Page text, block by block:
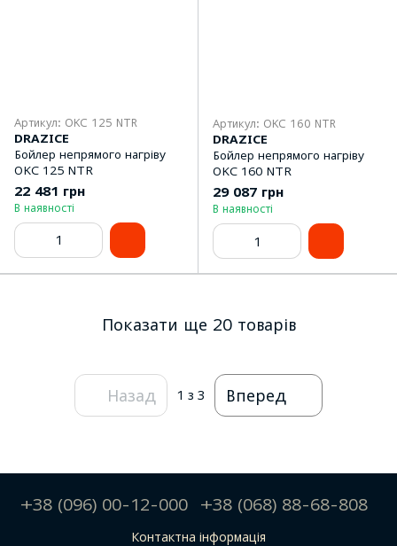
Артикул: OKC 125 NTR
DRAZICE
Бойлер непрямого нагріву
OKC 125 NTR
22 481 грн
В наявності
Артикул: OKC 160 NTR
DRAZICE
Бойлер непрямого нагріву
OKC 160 NTR
29 087 грн
В наявності
Показати ще 20 товарів
Назад 1 з 3 Вперед
+38 (096) 00-12-000 +38 (068) 88-68-808
Контактна інформація